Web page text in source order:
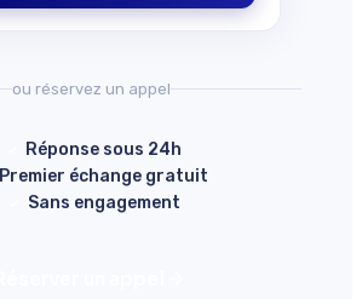
ou réservez un appel
Réponse sous 24h
Premier échange gratuit
Sans engagement